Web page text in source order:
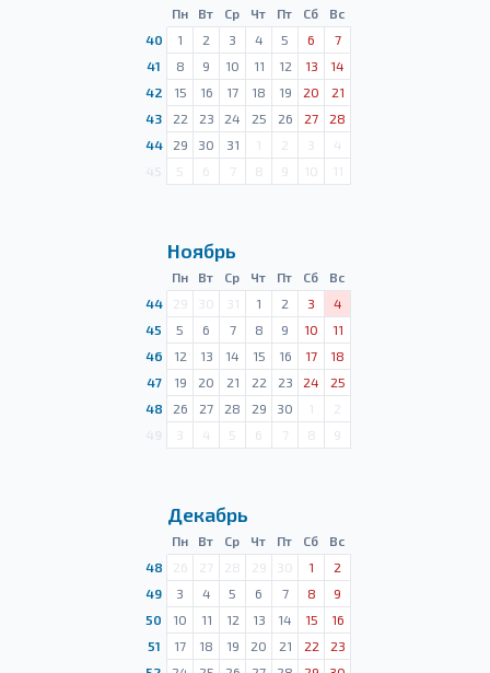
Пн Вт Ср Чт Пт Сб
Вс
40
1 2 3 4 5 6
7
41
8 9 10 11 12 13
14
42
15 16 17 18 19 20
21
43
22 23 24 25 26 27
28
44
29 30 31 1 2 3
4
5 6 7 8 9 10 11
Ноябрь
Пн Вт Ср Чт Пт Сб
Вс
44
29 30 31 1 2 3
4
45
5 6 7 8 9 10
11
46
12 13 14 15 16 17
18
47
19 20 21 22 23 24
25
48
26 27 28 29 30 1
2
3 4 5 6 7 8 9
Декабрь
Пн Вт Ср Чт Пт Сб
Вс
48
26 27 28 29 30 1
2
49
3 4 5 6 7 8
9
50
10 11 12 13 14 15
16
51
17 18 19 20 21 22
23